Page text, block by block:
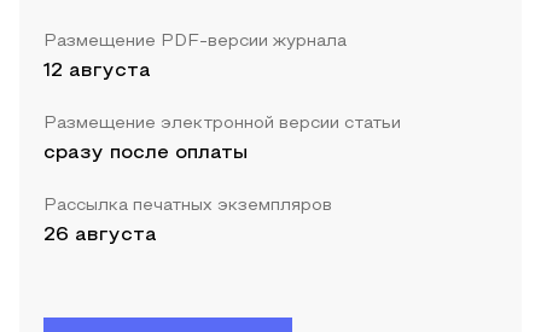
Размещение PDF-версии журнала
12 августа
Размещение электронной версии статьи
сразу после оплаты
Рассылка печатных экземпляров
26 августа